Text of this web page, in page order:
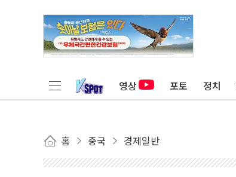
영상 포토 정치
홈 중국 경제일반